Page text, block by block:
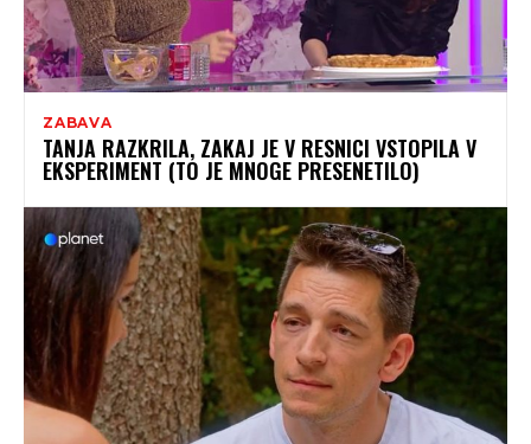
ZABAVA
TANJA RAZKRILA, ZAKAJ JE V RESNICI VSTOPILA V
EKSPERIMENT (TO JE MNOGE PRESENETILO)